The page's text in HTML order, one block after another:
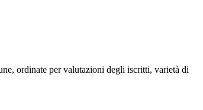
ordinate per valutazioni degli iscritti, varietà di